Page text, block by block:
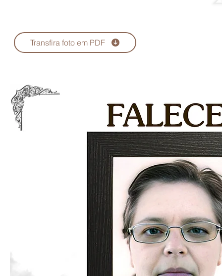
Transfira foto em PDF